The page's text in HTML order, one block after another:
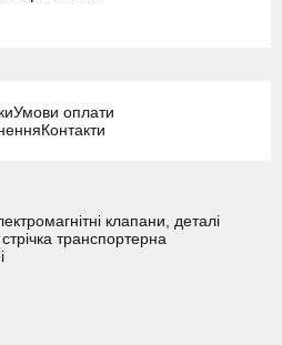
Умови оплати
Контакти
клапани, деталі
транспортерна